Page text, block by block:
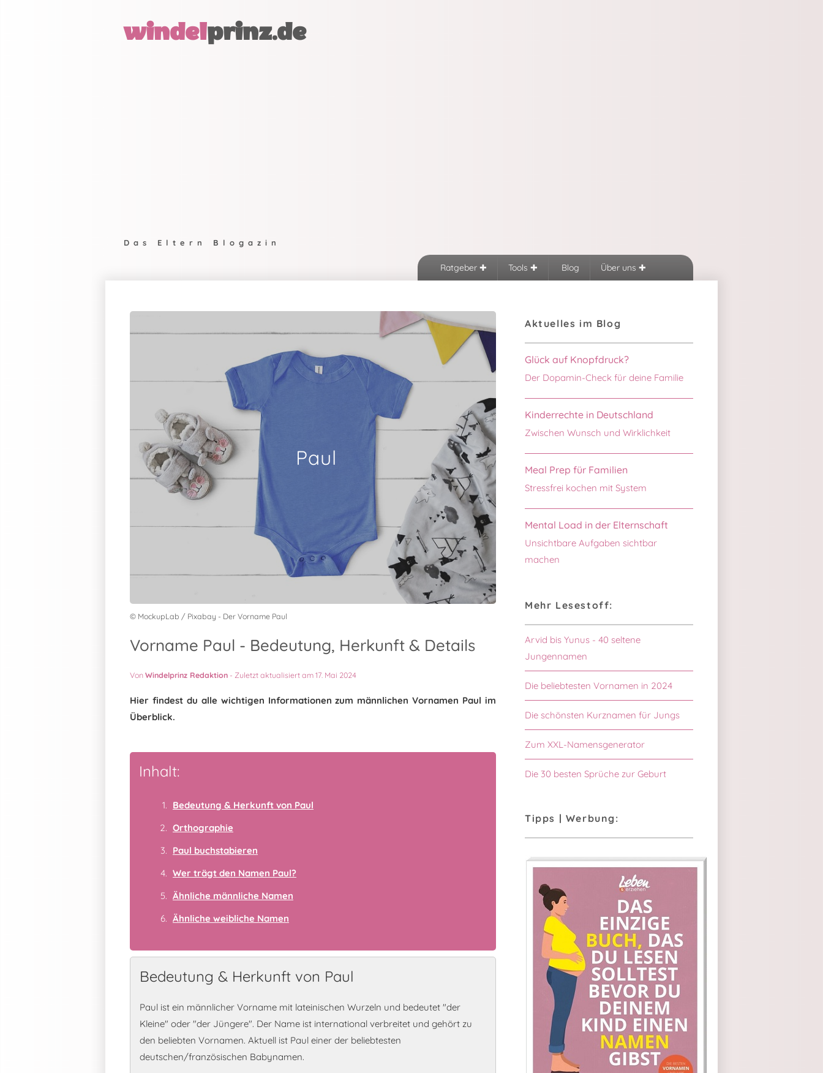
windelprinz.de
Das Eltern Blogazin
Ratgeber Tools Blog Über uns
Paul
© MockupLab / Pixabay - Der Vorname Paul
Vorname Paul - Bedeutung, Herkunft & Details
VonWindelprinz Redaktion - Zuletzt aktualisiert am 17. Mai 2024
Hier findest du alle wichtigen Informationen zum männlichen Vornamen Paul im
Überblick.
Inhalt:
Bedeutung & Herkunft von Paul
Orthographie
Paul buchstabieren
Wer trägt den Namen Paul?
Ähnliche männliche Namen
Ähnliche weibliche Namen
Bedeutung & Herkunft von Paul
Paul ist ein männlicher Vorname mit lateinischen Wurzeln und bedeutet "der
Kleine" oder "der Jüngere". Der Name ist international verbreitet und gehört zu
den beliebten Vornamen. Aktuell ist Paul einer der beliebtesten
deutschen/französischen Babynamen.
Aktuelles im Blog
Glück auf Knopfdruck?
Der Dopamin-Check für deine Familie
Kinderrechte in Deutschland
Zwischen Wunsch und Wirklichkeit
Meal Prep für Familien
Stressfrei kochen mit System
Mental Load in der Elternschaft
Unsichtbare Aufgaben sichtbar
machen
Mehr Lesestoff:
Arvid bis Yunus - 40 seltene
Jungennamen
Die beliebtesten Vornamen in 2024
Die schönsten Kurznamen für Jungs
Zum XXL-Namensgenerator
Die 30 besten Sprüche zur Geburt
Tipps | Werbung: